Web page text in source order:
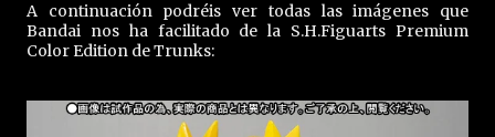
A continuación podréis ver todas las imágenes que
Bandai nos ha facilitado de la S.H.Figuarts Premium
Color Edition de Trunks: